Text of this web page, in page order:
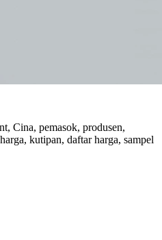
Cina, pemasok, produsen,
kutipan, daftar harga, sampel